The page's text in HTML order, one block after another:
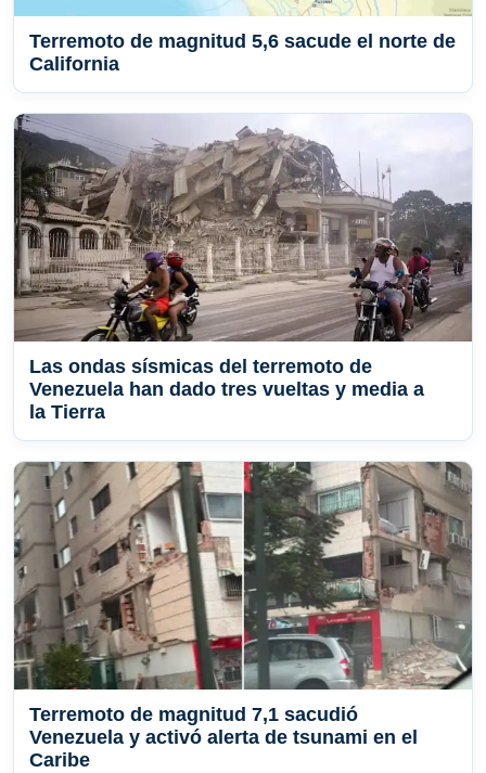
Terremoto de magnitud 5,6 sacude el norte de
California
Las ondas sísmicas del terremoto de
Venezuela han dado tres vueltas y media a
la Tierra
Terremoto de magnitud 7,1 sacudió
Venezuela y activó alerta de tsunami en el
Caribe